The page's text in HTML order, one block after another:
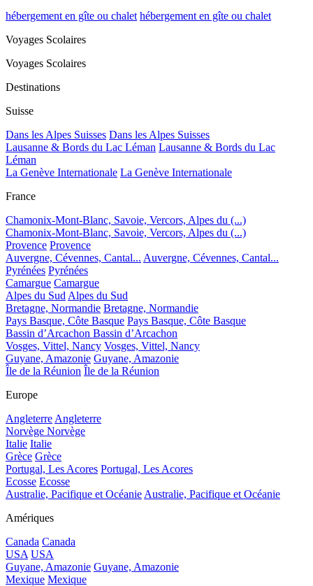
hébergement en gîte ou chalet hébergement en gîte ou chalet
Voyages Scolaires
Voyages Scolaires
Destinations
Suisse
Dans les Alpes Suisses Dans les Alpes Suisses
Lausanne & Bords du Lac Léman Lausanne & Bords du Lac
Léman
La Genève Internationale La Genève Internationale
France
Chamonix-Mont-Blanc, Savoie, Vercors, Alpes du (...)
Chamonix-Mont-Blanc, Savoie, Vercors, Alpes du (...)
Provence Provence
Auvergne, Cévennes, Cantal... Auvergne, Cévennes, Cantal...
Pyrénées Pyrénées
Camargue Camargue
Alpes du Sud Alpes du Sud
Bretagne, Normandie Bretagne, Normandie
Pays Basque, Côte Basque Pays Basque, Côte Basque
Bassin d’Arcachon Bassin d’Arcachon
Vosges, Vittel, Nancy Vosges, Vittel, Nancy
Guyane, Amazonie Guyane, Amazonie
Île de la Réunion Île de la Réunion
Europe
Angleterre Angleterre
Norvège Norvège
Italie Italie
Grèce Grèce
Portugal, Les Acores Portugal, Les Acores
Ecosse Ecosse
Australie, Pacifique et Océanie Australie, Pacifique et Océanie
Amériques
Canada Canada
USA USA
Guyane, Amazonie Guyane, Amazonie
Mexique Mexique